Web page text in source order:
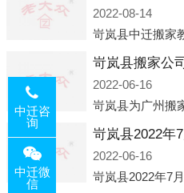
2022-08-14
岢岚县搬家公
2022-06-16
2022-06-16
中迁咨
询
中迁微
信